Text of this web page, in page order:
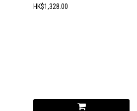
HK$1,328.00